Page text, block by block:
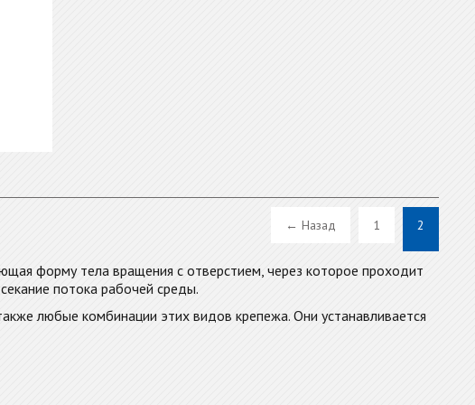
← Назад 1 2
форму тела вращения с отверстием, через которое проходит
потока рабочей среды.
любые комбинации этих видов крепежа. Они устанавливается